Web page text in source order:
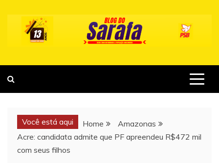
content
Você está aqui Home
Amazonas
Acre: candidata admite que PF apreendeu R$472 mil
com seus filhos